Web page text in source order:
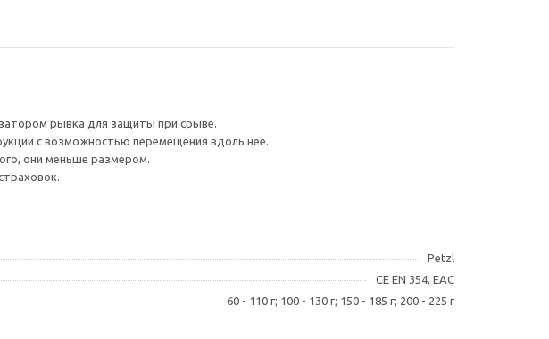
рывка для защиты при срыве.
с возможностью перемещения вдоль нее.
они меньше размером.
Petzl
CE EN 354, EAC
60 - 110 г; 100 - 130 г; 150 - 185 г; 200 - 225 г